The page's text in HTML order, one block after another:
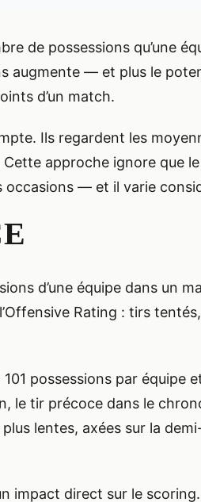
de possessions qu’une
augmente — et plus le
d’un match.
Ils regardent les
approche ignore que
— et il varie
d’une équipe dans un
Rating : tirs
possessions par
le tir précoce dans le
lentes, axées sur la
impact direct sur le